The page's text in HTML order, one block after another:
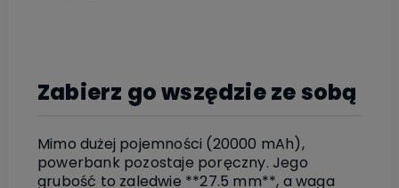
Zabierz go wszędzie ze sobą
Mimo dużej pojemności (20000 mAh),
powerbank pozostaje poręczny. Jego
grubość to zaledwie **27.5 mm**, a waga